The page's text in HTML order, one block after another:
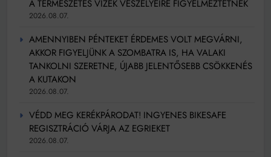
A TERMÉSZETES VIZEK VESZÉLYEIRE FIGYELMEZTETNEK
2026.08.07.
AMENNYIBEN PÉNTEKET ÉRDEMES VOLT MEGVÁRNI,
AKKOR FIGYELJÜNK A SZOMBATRA IS, HA VALAKI
TANKOLNI SZERETNE, ÚJABB JELENTŐSEBB CSÖKKENÉS
A KUTAKON
2026.08.07.
VÉDD MEG KERÉKPÁRODAT! INGYENES BIKESAFE
REGISZTRÁCIÓ VÁRJA AZ EGRIEKET
2026.08.07.